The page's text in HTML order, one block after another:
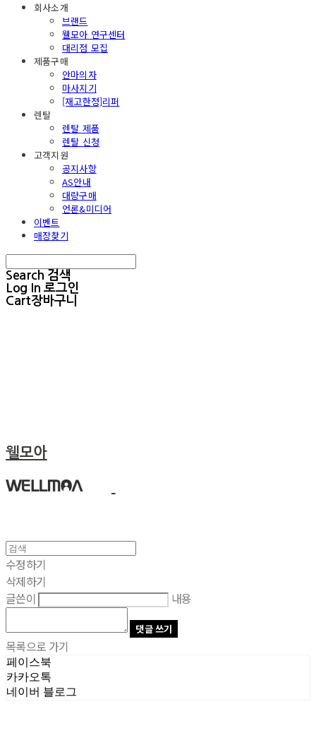
회사소개
브랜드
웰모아 연구센터
대리점 모집
제품구매
안마의자
마사지기
[재고한정]리퍼
렌탈
렌탈 제품
렌탈 신청
고객지원
공지사항
AS안내
대량구매
언론&미디어
이벤트
매장찾기
Search 검색
Log In 로그인
Cart장바구니
웰모아
수정하기
삭제하기
글쓴이
내용
댓글 쓰기
목록으로 가기
페이스북
카카오톡
네이버 블로그